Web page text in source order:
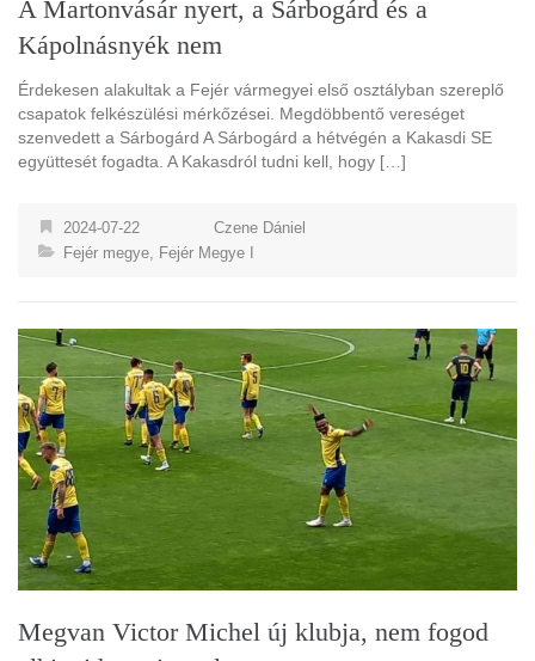
A Martonvásár nyert, a Sárbogárd és a
Kápolnásnyék nem
Érdekesen alakultak a Fejér vármegyei első osztályban szereplő
csapatok felkészülési mérkőzései. Megdöbbentő vereséget
szenvedett a Sárbogárd A Sárbogárd a hétvégén a Kakasdi SE
együttesét fogadta. A Kakasdról tudni kell, hogy […]
2024-07-22
Czene Dániel
Fejér megye, Fejér Megye I
Megvan Victor Michel új klubja, nem fogod